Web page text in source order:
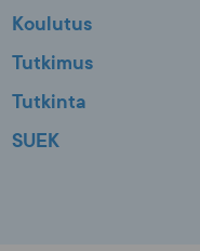
Koulutus
Tutkimus
Tutkinta
SUEK